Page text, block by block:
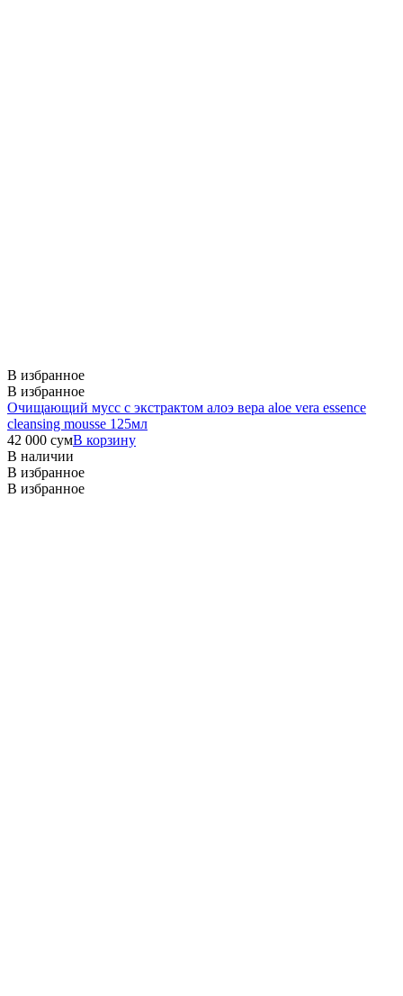
В избранное
В избранное
Очищающий мусс с экстрактом алоэ вера aloe vera essence
cleansing mousse 125мл
42 000 сумВ корзину
В наличии
В избранное
В избранное